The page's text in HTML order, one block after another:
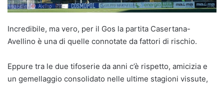
Incredibile, ma vero, per il Gos la partita Casertana-
Avellino è una di quelle connotate da fattori di rischio.
Eppure tra le due tifoserie da anni c’è rispetto, amicizia e
un gemellaggio consolidato nelle ultime stagioni vissute,